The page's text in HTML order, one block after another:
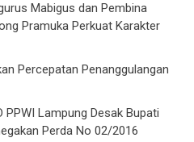
Mabigus dan Pembina
Pramuka Perkuat Karakter
Percepatan Penanggulangan
PPWI Lampung Desak Bupati
Perda No 02/2016